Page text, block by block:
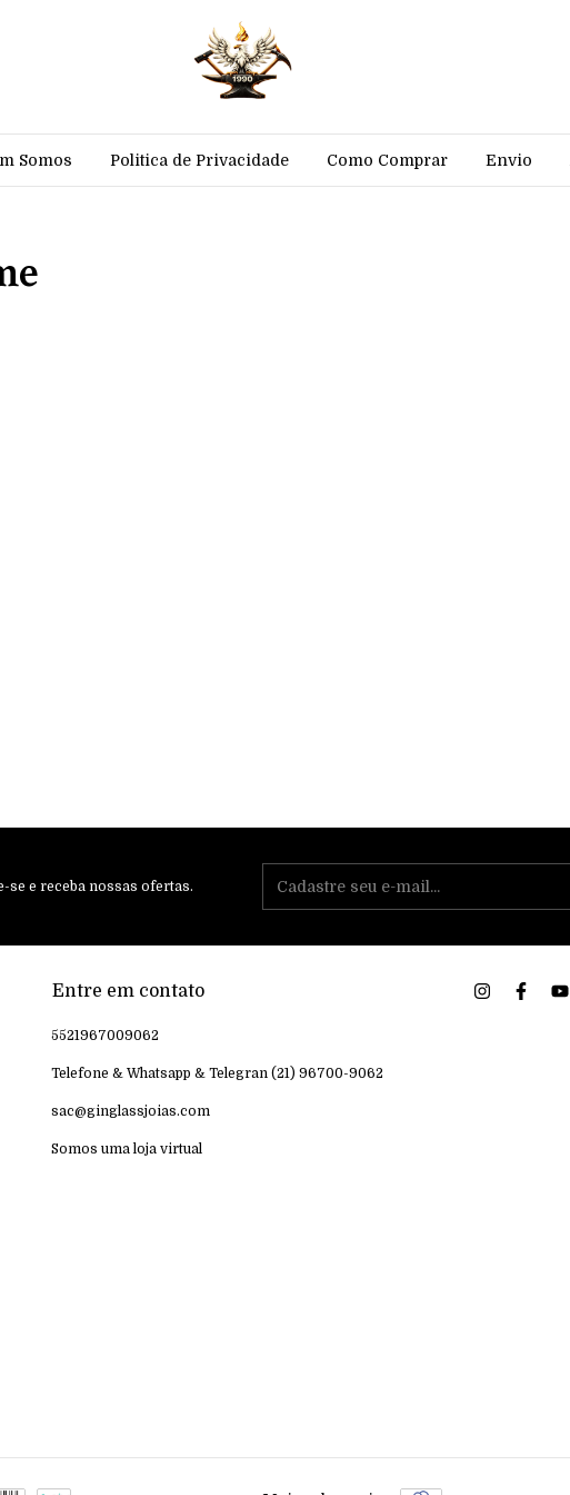
Somos Politica de Privacidade Como Comprar Envio
se e receba nossas ofertas.
Entre em contato
5521967009062
Telefone & Whatsapp & Telegran (21) 96700-9062
sac@ginglassjoias.com
Somos uma loja virtual